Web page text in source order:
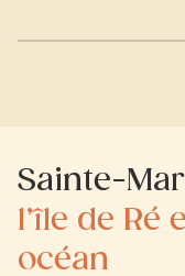
Sainte-
l’île de Ré
océan